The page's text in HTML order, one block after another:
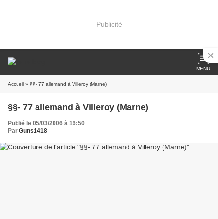
Publicité
MENU
Accueil » §§- 77 allemand à Villeroy (Marne)
§§- 77 allemand à Villeroy (Marne)
Publié le 05/03/2006 à 16:50
Par Guns1418